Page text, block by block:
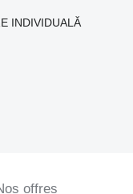
INDIVIDUALĂ
offres